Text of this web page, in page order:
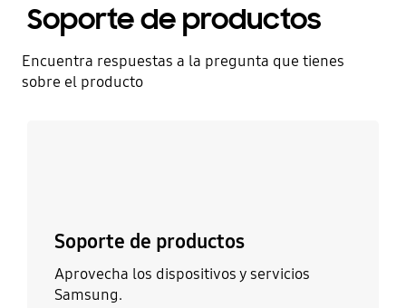
Soporte de productos
Encuentra respuestas a la pregunta que tienes
sobre el producto
Soporte de productos
Aprovecha los dispositivos y servicios
Samsung.